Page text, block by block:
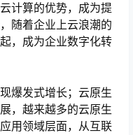
计算的优势，成为提
随着企业上云浪潮的
，成为企业数字化转
爆发式增长；云原生
，越来越多的云原生
用领域层面，从互联